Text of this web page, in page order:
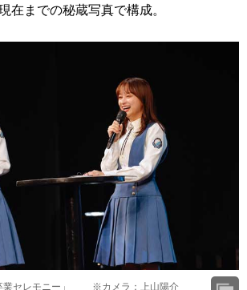
在までの秘蔵写真で構成。
業セレモニー」 ※カメラ：上山陽介